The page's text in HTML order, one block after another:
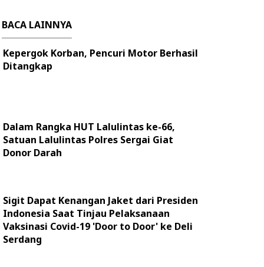
BACA LAINNYA
Kepergok Korban, Pencuri Motor Berhasil
Ditangkap
Dalam Rangka HUT Lalulintas ke-66,
Satuan Lalulintas Polres Sergai Giat
Donor Darah
Sigit Dapat Kenangan Jaket dari Presiden
Indonesia Saat Tinjau Pelaksanaan
Vaksinasi Covid-19 'Door to Door' ke Deli
Serdang